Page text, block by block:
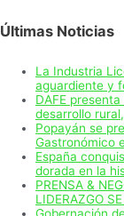
Últimas Noticias
La Industria
aguardiente y
DAFE
desarrollo
Popayán se
Gastronómico
España
dorada en la
PRENSA &
LIDERAZGO